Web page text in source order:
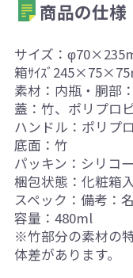
商品の仕様
サイズ：
箱ｻｲｽﾞ
素材：内瓶・胴部
蓋：竹、ポリプロ
ハンドル：ポリプ
底面：竹
パッキン：シリコ
梱包状態：化粧箱
スペック：備考：
容量：480ml
※竹部分の素材の
体差があります。